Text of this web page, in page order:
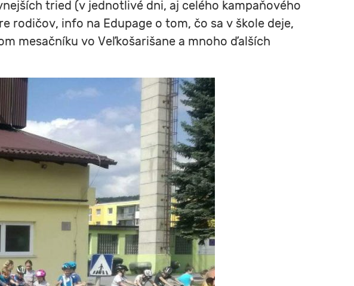
tried (v jednotlivé dni, aj celého kampaňového
rodičov, info na Edupage o tom, čo sa v škole deje,
mesačníku vo Veľkošarišane a mnoho ďalších